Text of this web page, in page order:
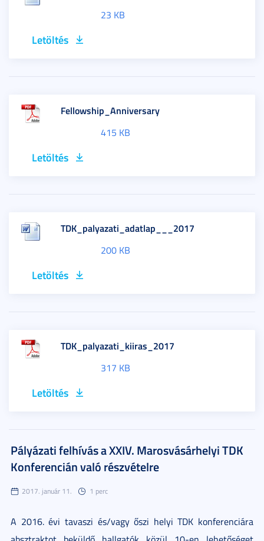
23 KB
Letöltés
Fellowship_Anniversary
415 KB
Letöltés
TDK_palyazati_adatlap___2017
200 KB
Letöltés
TDK_palyazati_kiiras_2017
317 KB
Letöltés
Pályázati felhívás a XXIV. Marosvásárhelyi TDK
Konferencián való részvételre
2017. január 11. 1 perc
A 2016. évi tavaszi és/vagy őszi helyi TDK konferenciára